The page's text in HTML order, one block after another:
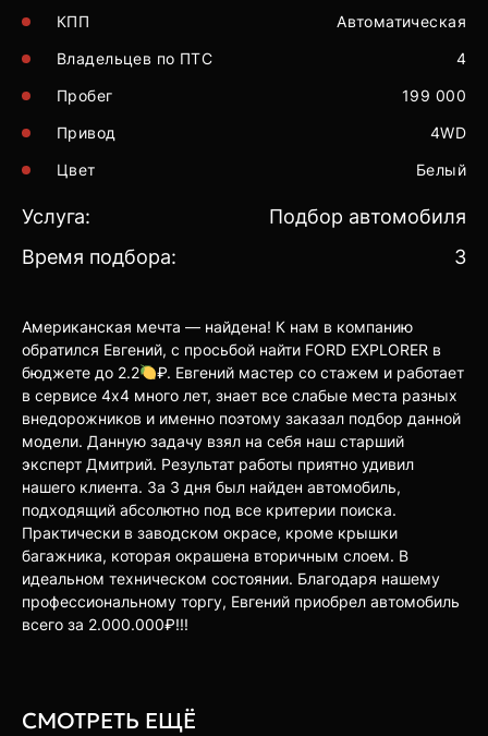
КПП
Автоматическая
Владельцев по ПТС
4
Пробег
199 000
Привод
4WD
Цвет
Белый
Услуга:
Подбор автомобиля
Время подбора:
3
Американская мечта — найдена! К нам в компанию
обратился Евгений, с просьбой найти FORD EXPLORER в
бюджете до 2.2
₽. Евгений мастер со стажем и работает
в сервисе 4х4 много лет, знает все слабые места разных
внедорожников и именно поэтому заказал подбор данной
модели. Данную задачу взял на себя наш старший
эксперт Дмитрий. Результат работы приятно удивил
нашего клиента. За 3 дня был найден автомобиль,
подходящий абсолютно под все критерии поиска.
Практически в заводском окрасе, кроме крышки
багажника, которая окрашена вторичным слоем. В
идеальном техническом состоянии. Благодаря нашему
профессиональному торгу, Евгений приобрел автомобиль
всего за 2.000.000₽!!!
СМОТРЕТЬ ЕЩЁ